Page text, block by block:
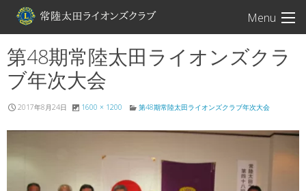
Menu
常陸太田ライオン
第48期常陸太田ライオンズクラ
ブ年次大会
2017年8月24日 1600 × 1200 第48期常陸太田ライオンズクラブ年次大会